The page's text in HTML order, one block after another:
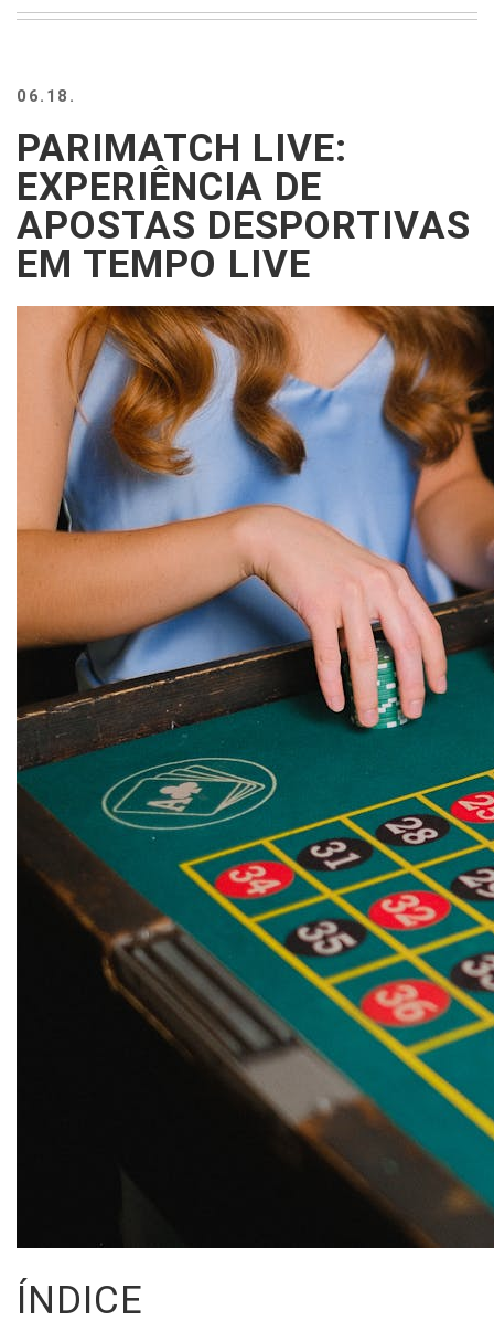
FACTS
MEMORY
GLANDS
FOREVER
SELFIES
WEDDING
AWKWARD
MESSAGES
JAWDROPS
06.18.
PARIMATCH LIVE:
EXPERIÊNCIA DE
APOSTAS DESPORTIVAS
EM TEMPO LIVE
ÍNDICE